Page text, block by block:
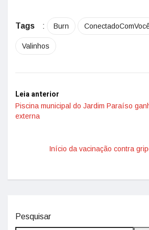
Tags : Burn
Valinhos
Leia anterior
Piscina municipal do Jardim Paraíso
externa
Início da vacinação contra
Pesquisar